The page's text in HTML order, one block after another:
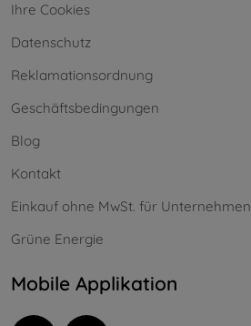
Ihre Cookies
Datenschutz
Reklamationsordnung
Geschäftsbedingungen
Blog
Kontakt
Einkauf ohne MwSt. für Unternehmen
Grüne Energie
Mobile Applikation